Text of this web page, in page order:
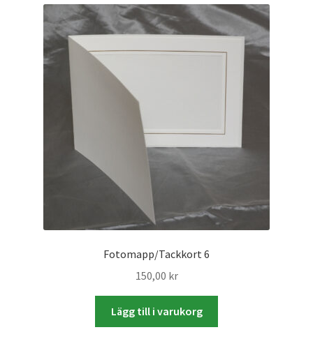
Fotomapp/Tackkort 6
150,00 kr
Lägg till i varukorg